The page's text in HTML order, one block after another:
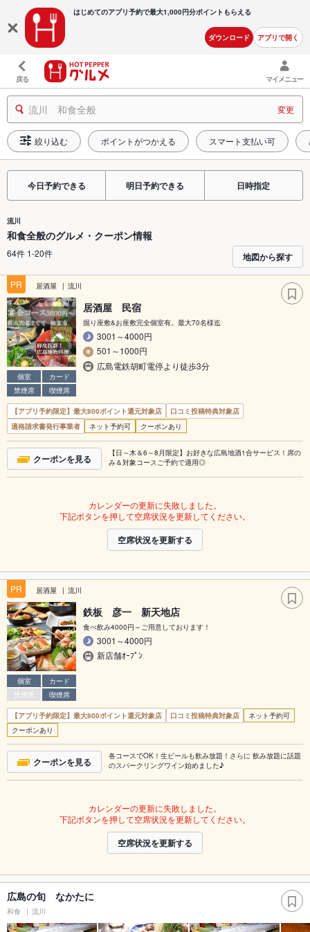
はじめてのアプリ予約で最大1,000円分ポイントもらえる
ダウンロード アプリで開く
戻る マイメニュー
流川 和食全般 変更
絞り込む ポイントがつかえる スマート支払い可
今日予約できる 明日予約できる 日時指定
流川
和食全般のグルメ・クーポン情報
64件 1-20件 地図から探す
PR 居酒屋 流川
個室
カード
禁煙席
喫煙席
居酒屋 民宿
掘り座敷&お座敷完全個室有。最大70名様迄
3001～4000円
501～1000円
広島電鉄胡町電停より徒歩3分
【アプリ予約限定】最大800ポイント還元対象店
口コミ投稿特典対象店
適格請求書発行事業者
ネット予約可 クーポンあり
クーポンを見る
【日～木＆6～8月限定】お好きな広島地酒1合サービス！席の
み＆対象コースご予約で適用◎
カレンダーの更新に失敗しました。
下記ボタンを押して空席状況を更新してください。
空席状況を更新する
PR 居酒屋 流川
個室
カード
禁煙席
喫煙席
鉄板 彦一 新天地店
食べ飲み4000円～ご用意しております！
3001～4000円
新店舗ｵｰﾌﾟﾝ
【アプリ予約限定】最大800ポイント還元対象店 口コミ投稿特典対象店
ネット予約可
クーポンあり
クーポンを見る
各コースでOK！生ビールも飲み放題！さらに 飲み放題に話題
のスパークリングワイン始めました♪
カレンダーの更新に失敗しました。
下記ボタンを押して空席状況を更新してください。
空席状況を更新する
広島の旬 なかたに
和食 流川